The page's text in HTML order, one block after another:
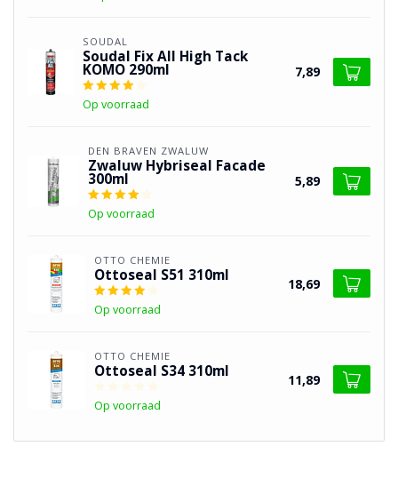
SOUDAL
Soudal Fix All High Tack
KOMO 290ml
Op voorraad
7,89
DEN BRAVEN ZWALUW
Zwaluw Hybriseal Facade
300ml
Op voorraad
5,89
OTTO CHEMIE
Ottoseal S51 310ml
Op voorraad
18,69
OTTO CHEMIE
Ottoseal S34 310ml
Op voorraad
11,89